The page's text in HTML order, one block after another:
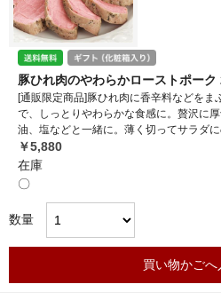
豚ひれ肉のやわらかローストポー
[通販限定商品]豚ひれ肉に香辛料などを
で、しっとりやわらかな食感に。贅沢に
油、塩などと一緒に。薄く切ってサラダに
￥5,880
在庫
〇
数量
買い物かごへ